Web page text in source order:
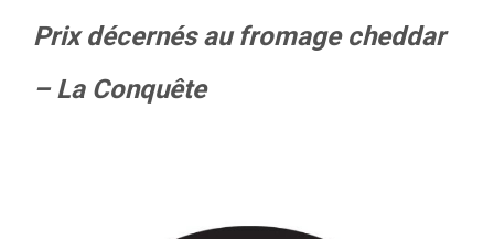
Prix décernés au fromage cheddar
– La Conquête